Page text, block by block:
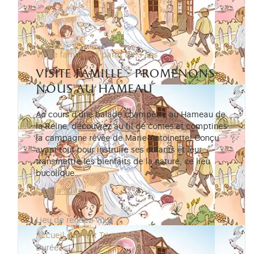
Visite famille - à partir de 3 ans
visite famille - promenons-
nous au hameau
Au cours d’une balade champêtre au Hameau de
la Reine, découvrez au fil de contes et comptines
la campagne rêvée de Marie-Antoinette. Conçu
avant tout pour instruire ses enfants et leur
transmettre les bienfaits de la nature, ce lieu
bucolique…
Lire la suite
Lieu de rendez-vous
Accueil du Petit Trianon
Durée